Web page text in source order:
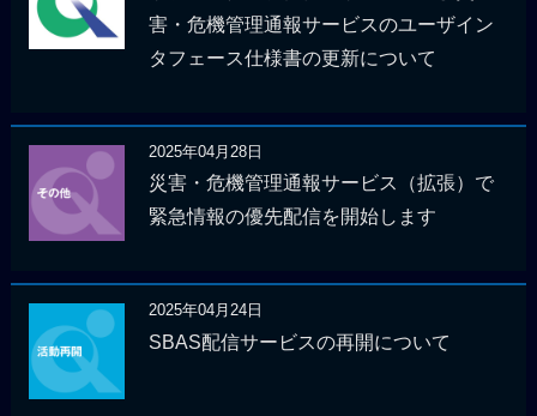
害・危機管理通報サービスのユーザイン
タフェース仕様書の更新について
2025年04月28日
災害・危機管理通報サービス（拡張）で
緊急情報の優先配信を開始します
2025年04月24日
SBAS配信サービスの再開について